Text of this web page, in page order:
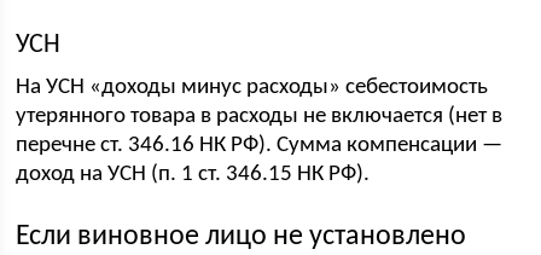
УСН
На УСН «доходы минус расходы» себестоимость
утерянного товара в расходы не включается (нет в
перечне ст. 346.16 НК РФ). Сумма компенсации —
доход на УСН (п. 1 ст. 346.15 НК РФ).
Если виновное лицо не установлено